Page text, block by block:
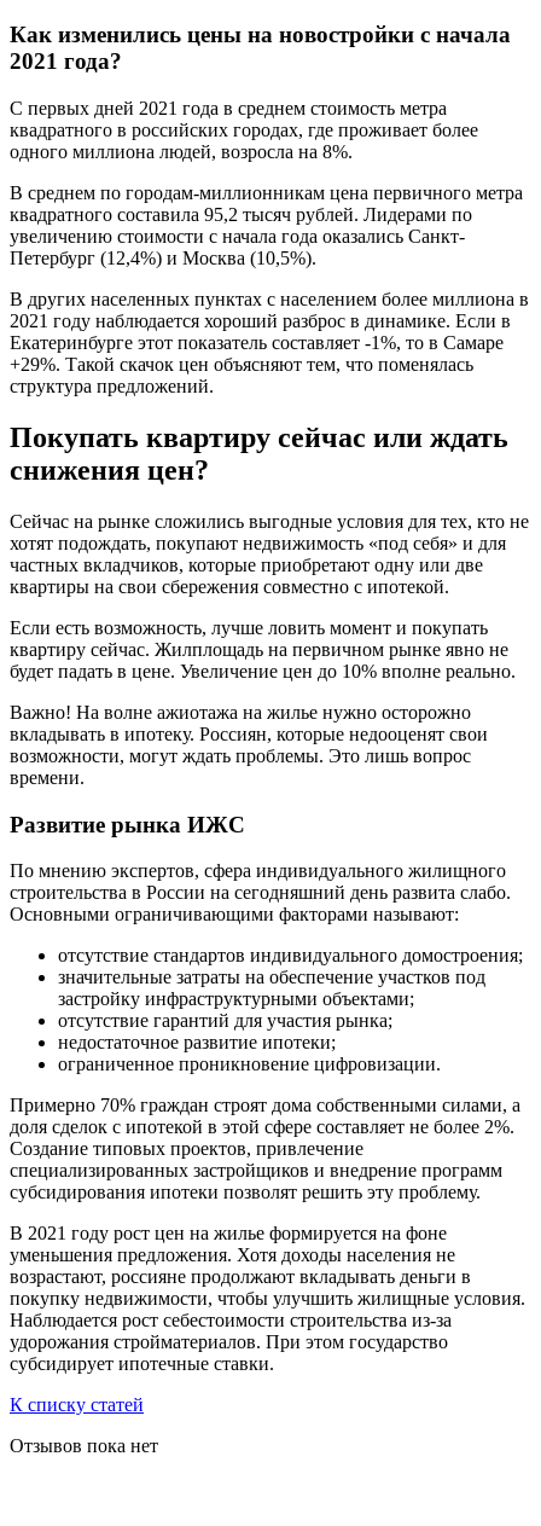
Как изменились цены на новостройки с начала
2021 года?
С первых дней 2021 года в среднем стоимость метра
квадратного в российских городах, где проживает более
одного миллиона людей, возросла на 8%.
В среднем по городам-миллионникам цена первичного метра
квадратного составила 95,2 тысяч рублей. Лидерами по
увеличению стоимости с начала года оказались Санкт-
Петербург (12,4%) и Москва (10,5%).
В других населенных пунктах с населением более миллиона в
2021 году наблюдается хороший разброс в динамике. Если в
Екатеринбурге этот показатель составляет -1%, то в Самаре
+29%. Такой скачок цен объясняют тем, что поменялась
структура предложений.
Покупать квартиру сейчас или ждать
снижения цен?
Сейчас на рынке сложились выгодные условия для тех, кто не
хотят подождать, покупают недвижимость «под себя» и для
частных вкладчиков, которые приобретают одну или две
квартиры на свои сбережения совместно с ипотекой.
Если есть возможность, лучше ловить момент и покупать
квартиру сейчас. Жилплощадь на первичном рынке явно не
будет падать в цене. Увеличение цен до 10% вполне реально.
Важно! На волне ажиотажа на жилье нужно осторожно
вкладывать в ипотеку. Россиян, которые недооценят свои
возможности, могут ждать проблемы. Это лишь вопрос
времени.
Развитие рынка ИЖС
По мнению экспертов, сфера индивидуального жилищного
строительства в России на сегодняшний день развита слабо.
Основными ограничивающими факторами называют:
отсутствие стандартов индивидуального домостроения;
значительные затраты на обеспечение участков под
застройку инфраструктурными объектами;
отсутствие гарантий для участия рынка;
недостаточное развитие ипотеки;
ограниченное проникновение цифровизации.
Примерно 70% граждан строят дома собственными силами, а
доля сделок с ипотекой в этой сфере составляет не более 2%.
Создание типовых проектов, привлечение
специализированных застройщиков и внедрение программ
субсидирования ипотеки позволят решить эту проблему.
В 2021 году рост цен на жилье формируется на фоне
уменьшения предложения. Хотя доходы населения не
возрастают, россияне продолжают вкладывать деньги в
покупку недвижимости, чтобы улучшить жилищные условия.
Наблюдается рост себестоимости строительства из-за
удорожания стройматериалов. При этом государство
субсидирует ипотечные ставки.
К списку статей
Отзывов пока нет